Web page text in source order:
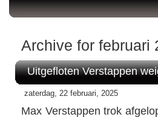
Archive for februari
Uitgefloten Verstappen
zaterdag, 22 februari, 2025
Max Verstappen trok